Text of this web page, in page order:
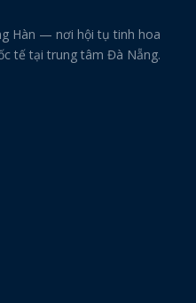
Hàn — nơi hội tụ tinh hoa
tế tại trung tâm Đà Nẵng.